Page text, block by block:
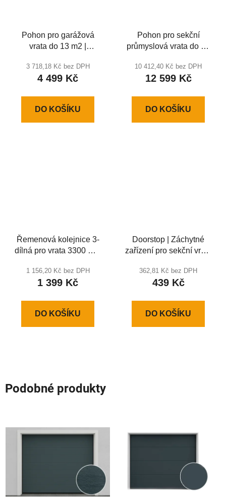
Pohon pro garážová
vrata do 13 m2 |
3 718,18 Kč bez DPH
4 499 Kč
DO KOŠÍKU
Pohon pro sekční
průmyslová vrata do 28
IP65CEKIT
10 412,40 Kč bez DPH
12 599 Kč
DO KOŠÍKU
Řemenová kolejnice 3-
dílná pro vrata 3300 mm
mm
1 156,20 Kč bez DPH
1 399 Kč
DO KOŠÍKU
Doorstop | Záchytné
zařízení pro sekční vrata
362,81 Kč bez DPH
439 Kč
DO KOŠÍKU
Podobné produkty